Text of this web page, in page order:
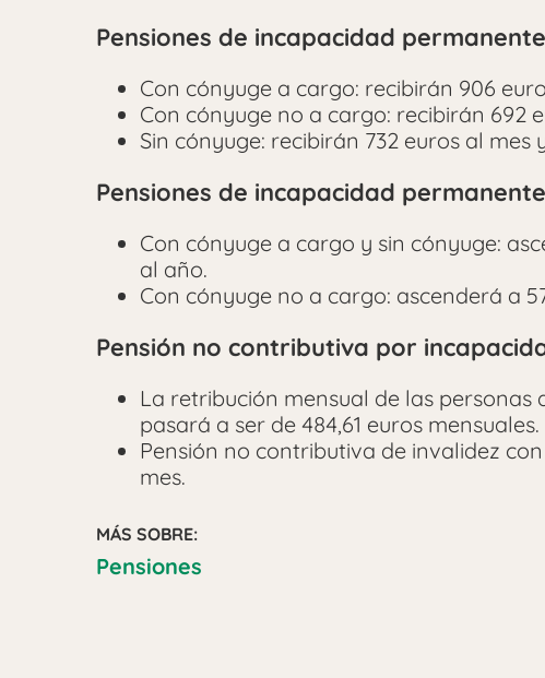
Pensiones de incapacidad
Con cónyuge a cargo: recibirán 906
Con cónyuge no a cargo: recibirán 692
Sin cónyuge: recibirán 732 euros al mes
Pensiones de incapacidad
Con cónyuge a cargo y sin cónyuge:
al año.
Con cónyuge no a cargo: ascenderá a
Pensión no contributiva por
La retribución mensual de las
pasará a ser de 484,61 euros mensuales.
Pensión no contributiva de invalidez
mes.
MÁS SOBRE:
Pensiones